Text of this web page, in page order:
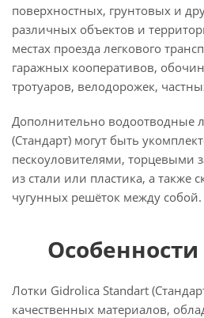
поверхностных, грунтовых и
различных объектов и
местах проезда легкового
гаражных кооперативов,
тротуаров, велодорожек,
Дополнительно водоотводные
(Стандарт) могут быть
пескоуловителями, торцевыми
из стали или пластика, а также
чугунных решёток между собой.
Лотки Gidrolica Standart
качественных материалов,